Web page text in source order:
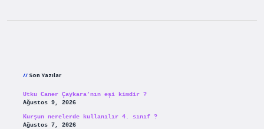
Son Yazılar
Utku Caner Çaykara’nın eşi kimdir ?
Ağustos 9, 2026
Kurşun nerelerde kullanılır 4. sınıf ?
Ağustos 7, 2026